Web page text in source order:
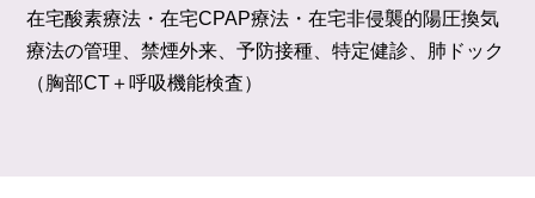
在宅酸素療法・在宅CPAP療法・在宅非侵襲的陽圧換気
療法の管理、禁煙外来、予防接種、特定健診、肺ドック
（胸部CT＋呼吸機能検査）